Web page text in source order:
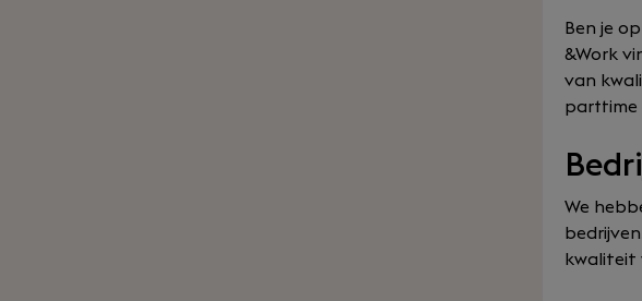
Ben je
&Work
van
parttime
We
kwaliteit